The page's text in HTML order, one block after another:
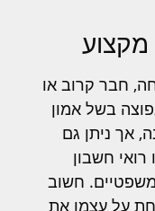
חבר קרוב או
בשל אמון
אך ניתן גם
רואי חשבון
חשוב
על עצמו את